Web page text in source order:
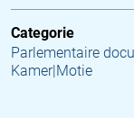
Categorie
Parlementaire
Kamer|Motie